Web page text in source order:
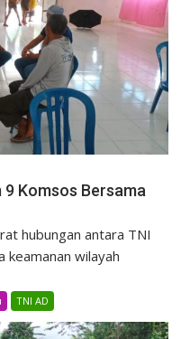
Komsos Bersama
hubungan antara TNI
keamanan wilayah
TNI AD